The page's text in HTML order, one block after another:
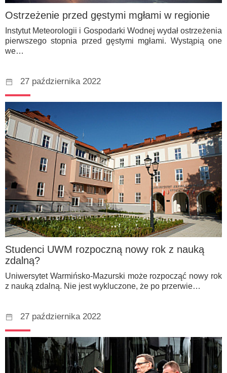
Ostrzeżenie przed gęstymi mgłami w regionie
Instytut Meteorologii i Gospodarki Wodnej wydał ostrzeżenia
pierwszego stopnia przed gęstymi mgłami. Wystąpią one
we…
27 października 2022
Studenci UWM rozpoczną nowy rok z nauką
zdalną?
Uniwersytet Warmińsko-Mazurski może rozpocząć nowy rok
z nauką zdalną. Nie jest wykluczone, że po przerwie…
27 października 2022